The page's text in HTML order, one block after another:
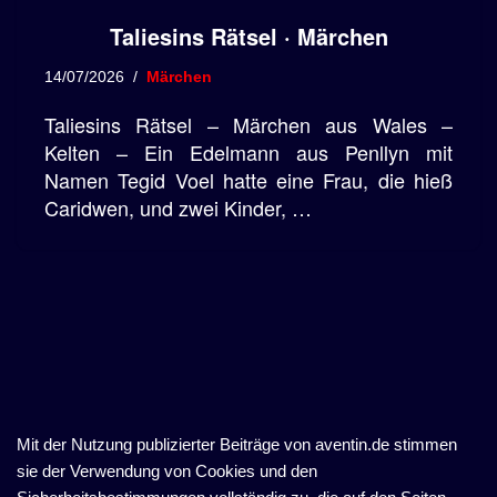
Taliesins Rätsel · Märchen
14/07/2026 Märchen
Taliesins Rätsel – Märchen aus Wales –
Kelten – Ein Edelmann aus Penllyn mit
Namen Tegid Voel hatte eine Frau, die hieß
Caridwen, und zwei Kinder, …
Mit der Nutzung publizierter Beiträge von aventin.de stimmen
sie der Verwendung von Cookies und den